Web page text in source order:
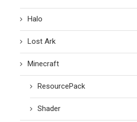
Halo
Lost Ark
Minecraft
ResourcePack
Shader